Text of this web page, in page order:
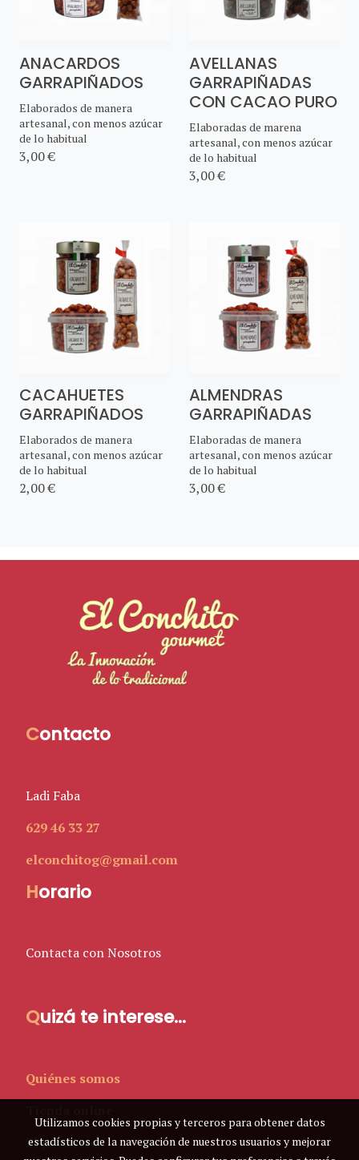
ANACARDOS
GARRAPIÑADOS
Elaborados de manera
artesanal, con menos azúcar
de lo habitual
3,00 €
AVELLANAS
GARRAPIÑADAS
CON CACAO PURO
Elaboradas de marena
artesanal, con menos azúcar
de lo habitual
3,00 €
CACAHUETES
GARRAPIÑADOS
Elaborados de manera
artesanal, con menos azúcar
de lo habitual
2,00 €
ALMENDRAS
GARRAPIÑADAS
Elaboradas de manera
artesanal, con menos azúcar
de lo habitual
3,00 €
Contacto
Ladi Faba
629 46 33 27
elconchitog@gmail.com
Horario
Contacta con Nosotros
Quizá te interese...
Quiénes somos
El producto
Utilizamos cookies propias y terceros para obtener datos
estadísticos de la navegación de nuestros usuarios y mejorar